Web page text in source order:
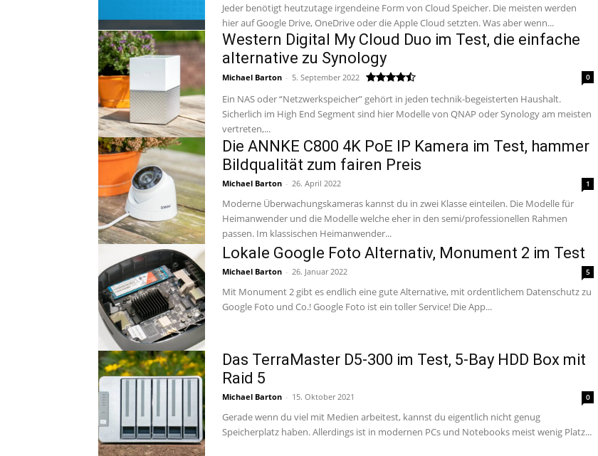
Jeder benötigt heutzutage irgendeine Form von Cloud Speicher. Die meisten werden
hier auf Google Drive, OneDrive oder die Apple Cloud setzten. Was aber wenn...
Western Digital My Cloud Duo im Test, die einfache
alternative zu Synology
Michael Barton - 5. September 2022 0
Ein NAS oder “Netzwerkspeicher” gehört in jeden technik-begeisterten Haushalt.
Sicherlich im High End Segment sind hier Modelle von QNAP oder Synology am meisten
vertreten,...
Die ANNKE C800 4K PoE IP Kamera im Test, hammer
Bildqualität zum fairen Preis
Michael Barton - 26. April 2022 1
Moderne Überwachungskameras kannst du in zwei Klasse einteilen. Die Modelle für
Heimanwender und die Modelle welche eher in den semi/professionellen Rahmen
passen. Im klassischen Heimanwender...
Lokale Google Foto Alternativ, Monument 2 im Test
Michael Barton - 26. Januar 2022 5
Mit Monument 2 gibt es endlich eine gute Alternative, mit ordentlichem Datenschutz zu
Google Foto und Co.! Google Foto ist ein toller Service! Die App...
Das TerraMaster D5-300 im Test, 5-Bay HDD Box mit
Raid 5
Michael Barton - 15. Oktober 2021 0
Gerade wenn du viel mit Medien arbeitest, kannst du eigentlich nicht genug
Speicherplatz haben. Allerdings ist in modernen PCs und Notebooks meist wenig Platz...